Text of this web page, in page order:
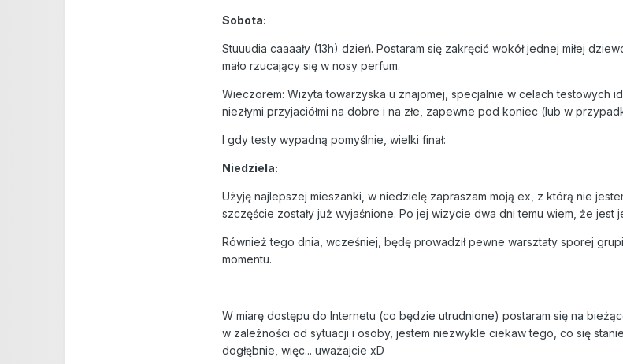
Sobota:
Stuuudia caaaały (13h) dzień. Postaram się zakręcić wokół jednej miłej
mało rzucający się w nosy perfum.
Wieczorem: Wizyta towarzyska u znajomej, specjalnie w celach testowych
niezłymi przyjaciółmi na dobre i na złe, zapewne pod koniec (lub w
I gdy testy wypadną pomyślnie, wielki finał:
Niedziela:
Użyję najlepszej mieszanki, w niedzielę zapraszam moją ex, z którą nie
szczęście zostały już wyjaśnione. Po jej wizycie dwa dni temu wiem, że jest
Również tego dnia, wcześniej, będę prowadził pewne warsztaty sporej
momentu.
W miarę dostępu do Internetu (co będzie utrudnione) postaram się na
w zależności od sytuacji i osoby, jestem niezwykle ciekaw tego, co się
dogłębnie, więc... uważajcie xD